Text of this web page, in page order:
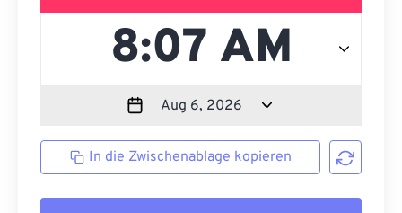
In die Zwischenablage kopieren